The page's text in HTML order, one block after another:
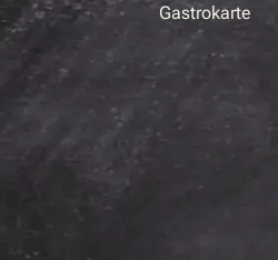
Gastrokarte